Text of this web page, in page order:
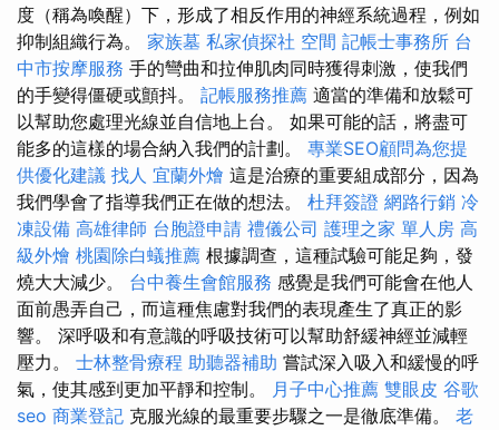
度（稱為喚醒）下，形成了相反作用的神經系統過程，例如
抑制組織行為。 家族墓 私家偵探社 空間 記帳士事務所 台
中市按摩服務 手的彎曲和拉伸肌肉同時獲得刺激，使我們
的手變得僵硬或顫抖。 記帳服務推薦 適當的準備和放鬆可
以幫助您處理光線並自信地上台。 如果可能的話，將盡可
能多的這樣的場合納入我們的計劃。 專業SEO顧問為您提
供優化建議 找人 宜蘭外燴 這是治療的重要組成部分，因為
我們學會了指導我們正在做的想法。 杜拜簽證 網路行銷 冷
凍設備 高雄律師 台胞證申請 禮儀公司 護理之家 單人房 高
級外燴 桃園除白蟻推薦 根據調查，這種試驗可能足夠，發
燒大大減少。 台中養生會館服務 感覺是我們可能會在他人
面前愚弄自己，而這種焦慮對我們的表現產生了真正的影
響。 深呼吸和有意識的呼吸技術可以幫助舒緩神經並減輕
壓力。 士林整骨療程 助聽器補助 嘗試深入吸入和緩慢的呼
氣，使其感到更加平靜和控制。 月子中心推薦 雙眼皮 谷歌
seo 商業登記 克服光線的最重要步驟之一是徹底準備。 老